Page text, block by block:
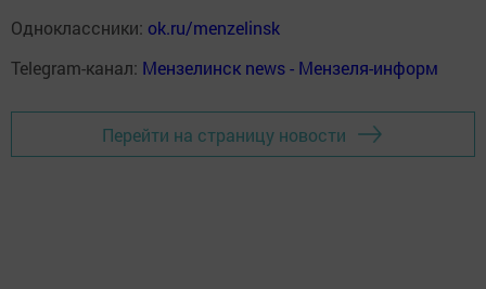
Одноклассники: ok.ru/menzelinsk
Telegram-канал: Мензелинск news - Мензеля-информ
Перейти на страницу новости